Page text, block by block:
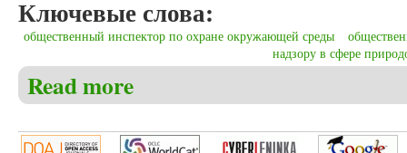
Ключевые слова:
общественный инспектор по охране окружающей среды
надзору в сфере
Read more